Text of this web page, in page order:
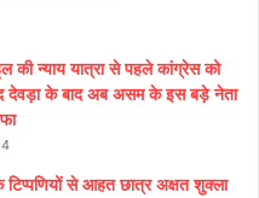
न्याय यात्रा से पहले कांग्रेस को
देवड़ा के बाद अब असम के इस बड़े नेता
टिप्पणियों से आहत छात्र अक्षत शुक्ला